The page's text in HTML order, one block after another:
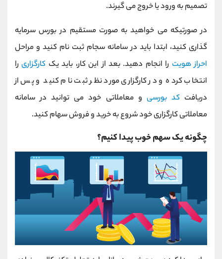
تصمیم به ورود یا خروج می گیرند.
در صورتیکه می خواهید به صورت مستقیم در بورس سرمایه
گذاری کنید، ابتدا باید در سامانه سجام ثبت نام کنید و مراحل
احراز هویت را انجام دهید. بعد از این کار، باید یک کارگزاریرا
انتخاب کرده و در کارگزاری مورد نظر ثبت نام کنید و پس از
دریافتکد بورسی و معاملاتی خود می توانید در سامانه
معاملاتی کارگزاری خود شروع به خرید و فروش سهام کنید.
چگونه یک سهم خوب پیدا کنیم؟